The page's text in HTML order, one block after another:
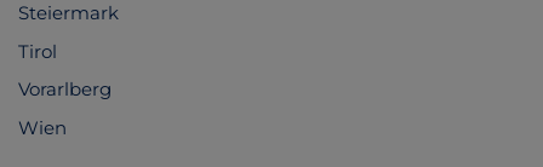
Steiermark
Tirol
Vorarlberg
Wien